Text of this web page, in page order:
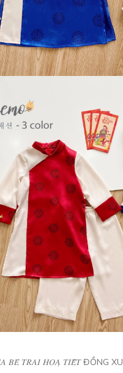
𝐵𝐸́ 𝑇𝑅𝐴𝐼 𝐻𝑂𝐴̣ 𝑇𝐼𝐸̂́𝑇 ĐỒNG XU